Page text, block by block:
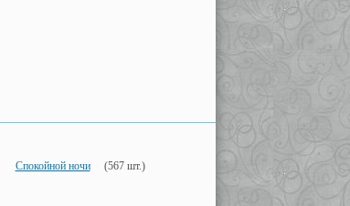
Спокойной ночи (567 шт.)